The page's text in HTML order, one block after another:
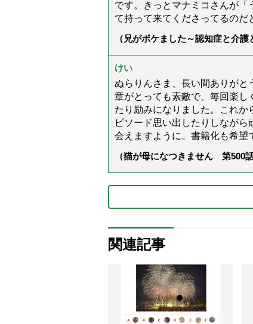
です。きっとマナミコさんが
て持って来てくださってるのだ
（兄がボケました～認知症と介
けい
ぬらりんさま、長い間ありがと
章がとっても素敵で、毎回楽し
たり励みになりました。これ
ピソード思い出したりしなが
会えますように。書籍化も希望
（猫が母になつきません 第500
関連記事